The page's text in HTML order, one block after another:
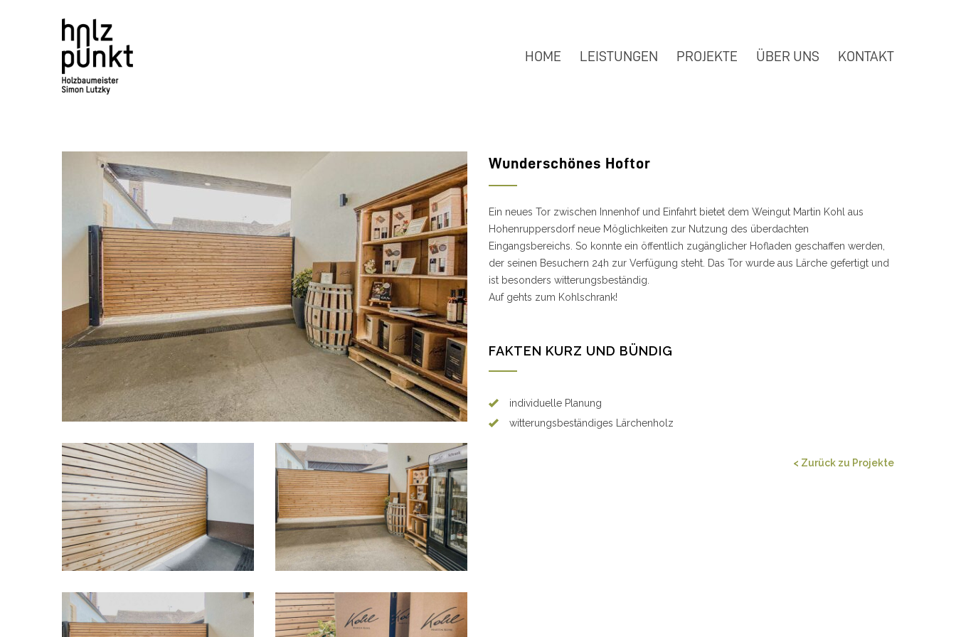
HOME LEISTUNGEN PROJEKTE ÜBER UNS KONTAKT
Wunderschönes Hoftor
Ein neues Tor zwischen Innenhof und Einfahrt bietet dem Weingut Martin Kohl aus
Hohenruppersdorf neue Möglichkeiten zur Nutzung des überdachten
Eingangsbereichs. So konnte ein öffentlich zugänglicher Hofladen geschaffen werden,
der seinen Besuchern 24h zur Verfügung steht. Das Tor wurde aus Lärche gefertigt und
ist besonders witterungsbeständig.
Auf gehts zum Kohlschrank!
FAKTEN KURZ UND BÜNDIG
individuelle Planung
witterungsbeständiges Lärchenholz
< Zurück zu Projekte